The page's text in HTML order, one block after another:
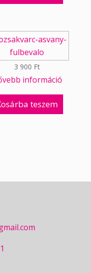
3 900 Ft
információ
teszem